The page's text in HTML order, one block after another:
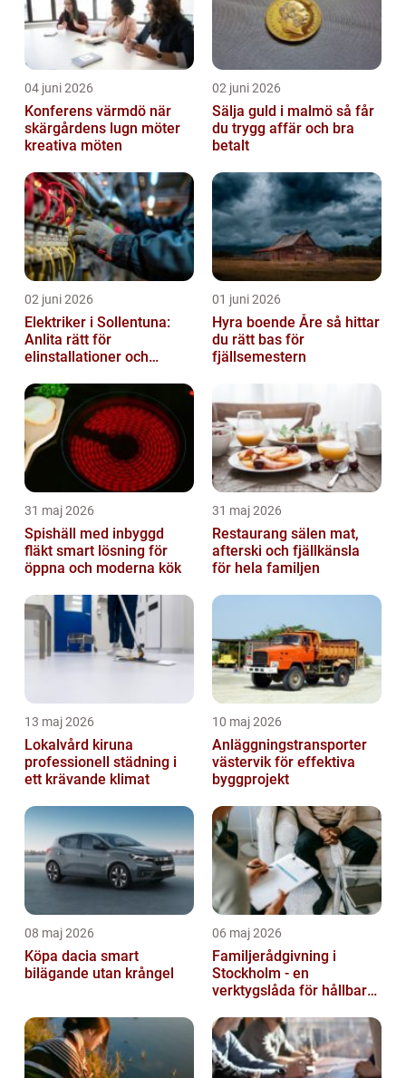
04 juni 2026
Konferens värmdö när
skärgårdens lugn möter
kreativa möten
02 juni 2026
Sälja guld i malmö så får
du trygg affär och bra
betalt
02 juni 2026
Elektriker i Sollentuna:
Anlita rätt för
elinstallationer och
01 juni 2026
Hyra boende Åre så hittar
du rätt bas för
fjällsemestern
31 maj 2026
Spishäll med inbyggd
fläkt smart lösning för
öppna och moderna kök
31 maj 2026
Restaurang sälen mat,
afterski och fjällkänsla
för hela familjen
13 maj 2026
Lokalvård kiruna
professionell städning i
ett krävande klimat
10 maj 2026
Anläggningstransporter
västervik för effektiva
byggprojekt
08 maj 2026
Köpa dacia smart
bilägande utan krångel
06 maj 2026
Familjerådgivning i
Stockholm - en
verktygslåda för hållbara